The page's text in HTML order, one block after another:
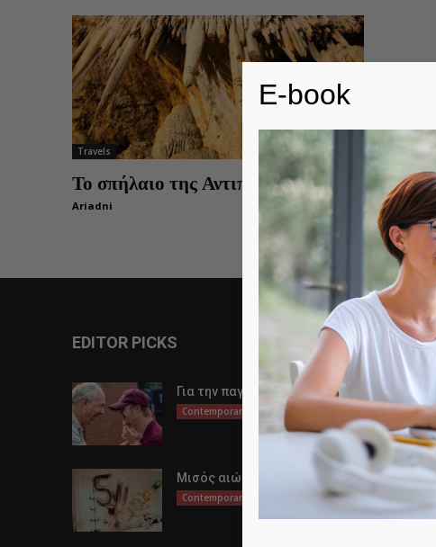
Travels
Το σπήλαιο της Αντιπάρου
Ariadni 0
EDITOR PICKS
Για την παγκόσμια μέρα αυτισμού
Contemporary Life
Μισός αιώνας ζωής
Contemporary Life
E-book